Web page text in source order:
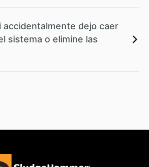
accidentalmente dejo caer
sistema o elimine las